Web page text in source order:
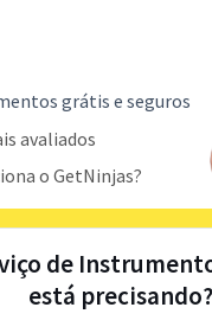
grátis e seguros
avaliados
o GetNinjas?
de
está precisando?